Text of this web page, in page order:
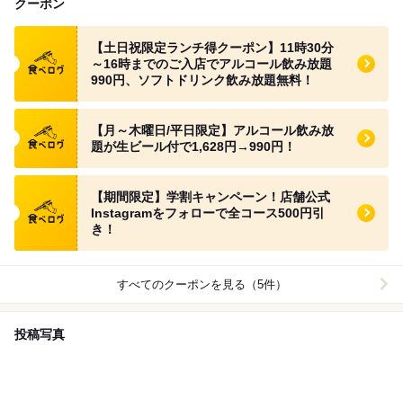
クーポン
食べログ クーポン
【土日祝限定ランチ得クーポン】11時30分
～16時までのご入店でアルコール飲み放題
990円、ソフトドリンク飲み放題無料！
食べログ クーポン
【月～木曜日/平日限定】アルコール飲み放
題が生ビール付で1,628円→990円！
食べログ クーポン
【期間限定】学割キャンペーン！店舗公式
Instagramをフォローで全コース500円引
き！
すべてのクーポンを見る（5件）
投稿写真